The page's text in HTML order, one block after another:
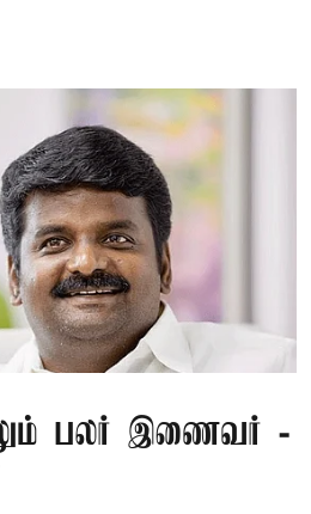
பலர் இணைவர் -